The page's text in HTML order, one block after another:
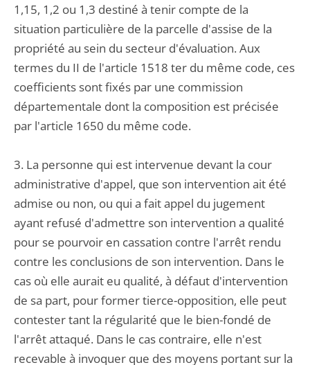
1,15, 1,2 ou 1,3 destiné à tenir compte de la
situation particulière de la parcelle d'assise de la
propriété au sein du secteur d'évaluation. Aux
termes du II de l'article 1518 ter du même code, ces
coefficients sont fixés par une commission
départementale dont la composition est précisée
par l'article 1650 du même code.
3. La personne qui est intervenue devant la cour
administrative d'appel, que son intervention ait été
admise ou non, ou qui a fait appel du jugement
ayant refusé d'admettre son intervention a qualité
pour se pourvoir en cassation contre l'arrêt rendu
contre les conclusions de son intervention. Dans le
cas où elle aurait eu qualité, à défaut d'intervention
de sa part, pour former tierce-opposition, elle peut
contester tant la régularité que le bien-fondé de
l'arrêt attaqué. Dans le cas contraire, elle n'est
recevable à invoquer que des moyens portant sur la